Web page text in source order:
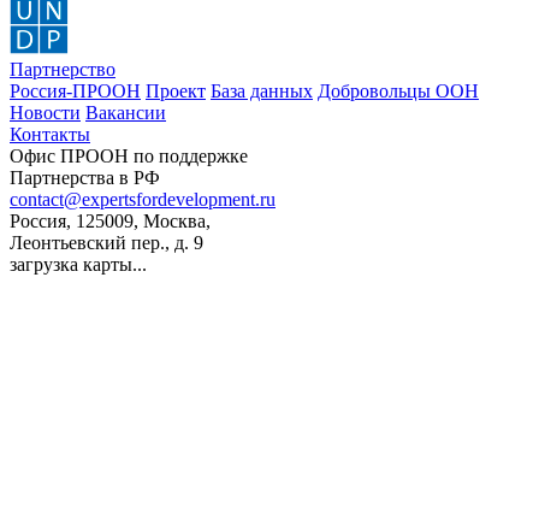
Партнерство
Россия-ПРООН Проект База данных Добровольцы ООН
Новости Вакансии
Контакты
Офис ПРООН по поддержке
Партнерства в РФ
contact@expertsfordevelopment.ru
Россия, 125009, Москва,
Леонтьевский пер., д. 9
загрузка карты...